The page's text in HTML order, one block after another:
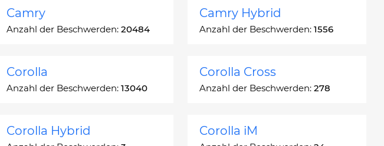
Camry
Anzahl der Beschwerden: 20484
Camry Hybrid
Anzahl der Beschwerden: 1556
Corolla
Anzahl der Beschwerden: 13040
Corolla Cross
Anzahl der Beschwerden: 278
Corolla Hybrid Corolla iM